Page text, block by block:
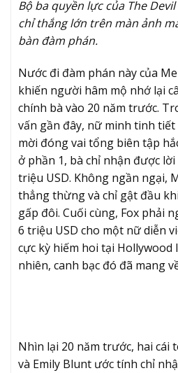
Bộ ba quyền lực của The
chỉ thắng lớn trên màn ảnh
bàn đàm phán.
Nước đi đàm phán này của
khiến người hâm mộ nhớ lại
chính bà vào 20 năm trước.
vấn gần đây, nữ minh tinh
mời đóng vai tổng biên tập
ở phần 1, bà chỉ nhận được
triệu USD. Không ngần ngại,
thẳng thừng và chỉ gật đầu
gấp đôi. Cuối cùng, Fox phải
6 triệu USD cho một nữ diễn
cực kỳ hiếm hoi tại Hollywood
nhiên, canh bạc đó đã mang
Nhìn lại 20 năm trước, hai cái
và Emily Blunt ước tính chỉ